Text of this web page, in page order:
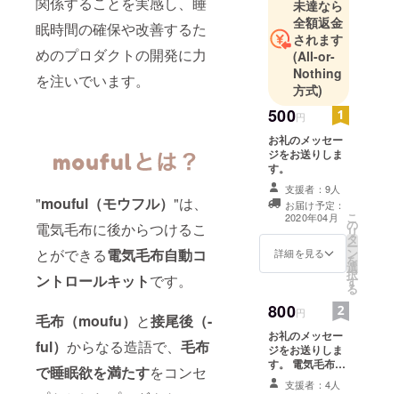
眠時間の確保や改善するた
めのプロダクトの開発に力
を注いでいます。
"mouful（モウフル） "は、
電気毛布に後からつけるこ
とができる電気毛布自動コ
ントロールキットです。
毛布（moufu） と接尾後（-
ful） からなる造語で、 毛布
で睡眠欲を満たすをコンセ
#protoout 💻
ものづくり
医療セン
ター講師 #も
いせん 💉
未達なら
全額返金
されます
(All-or-
Nothing
方式)
500円
お礼のメッセー
ジをお送りしま
す。
支援者：9人
お届け予定：
2020年04月
詳細を見る
こ
の
リ
タ
ー
ン
を
選
択
す
る
800円
お礼のメッセー
ジをお送りしま
す。 電気毛布自
動コントロール
支援者：4人